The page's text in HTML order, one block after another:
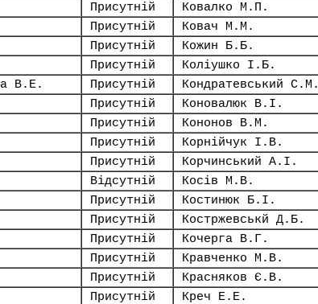
Присутній Ковалко М.П.
Присутній Ковач М.М.
Присутній Кожин Б.Б.
Присутній Коліушко І.Б.
В.Е.
Присутній Кондратевський С.М.
Присутній Коновалюк В.І.
Присутній Кононов В.М.
Присутній Корнійчук І.В.
Присутній Корчинський А.І.
Відсутній Косів М.В.
Присутній Костинюк Б.І.
Присутній Костржевськй Д.Б.
Присутній Кочерга В.Г.
Присутній Кравченко М.В.
Присутній Красняков Є.В.
Присутній Креч Е.Е.